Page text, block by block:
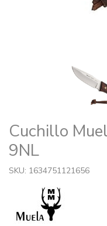
Cuchillo
9NL
SKU: 1634751121656